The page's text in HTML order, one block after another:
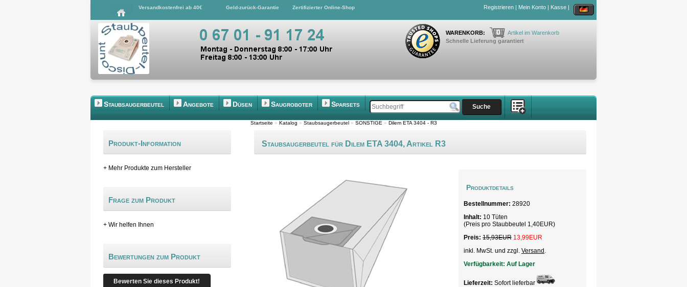
Versandkostenfrei ab 40€ Geld-zurück-Garantie Zertifizierter Online-Shop Registrieren | Mein Konto | Kasse |
WARENKORB: 0
Artikel im Warenkorb
Schnelle Lieferung garantiert
Staubsaugerbeutel Angebote Düsen Saugroboter Sparsets
Startseite » Katalog » Staubsaugerbeutel » SONSTIGE » Dilem ETA 3404 - R3
Staubsaugerbeutel für Dilem ETA 3404, Artikel R3
Produktdetails
Bestellnummer: 28920
Inhalt: 10 Tüten
(Preis pro Staubbeutel 1,40EUR)
Preis: 15,93EUR 13,99EUR
inkl. MwSt. und zzgl. Versand
Verfügbarkeit: Auf Lager
Lieferzeit: Sofort lieferbar
Produkt-Information
+ Mehr Produkte zum Hersteller
Frage zum Produkt
+ Wir helfen Ihnen
Bewertungen zum Produkt
Bewerten Sie dieses Produkt!